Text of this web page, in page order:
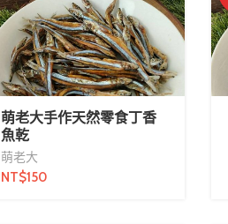
萌老大手作天然零食丁香
魚乾
萌老大
NT$150